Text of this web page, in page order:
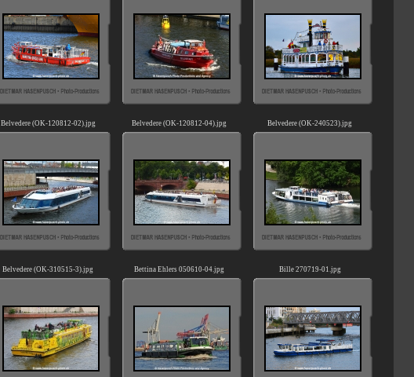
Belvedere (OK-120812-02).jpg Belvedere (OK-120812-04).jpg Belvedere (OK-240523).jpg
Belvedere (OK-310515-3).jpg Bettina Ehlers 050610-04.jpg Bille 270719-01.jpg